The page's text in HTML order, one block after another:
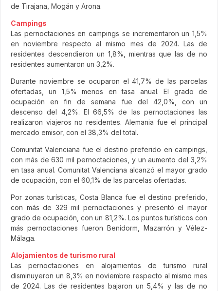
de Tirajana, Mogán y Arona.
Campings
Las pernoctaciones en campings se incrementaron un 1,5%
en noviembre respecto al mismo mes de 2024. Las de
residentes descendieron un 1,8%, mientras que las de no
residentes aumentaron un 3,2%.
Durante noviembre se ocuparon el 41,7% de las parcelas
ofertadas, un 1,5% menos en tasa anual. El grado de
ocupación en fin de semana fue del 42,0%, con un
descenso del 4,2%. El 66,5% de las pernoctaciones las
realizaron viajeros no residentes. Alemania fue el principal
mercado emisor, con el 38,3% del total.
Comunitat Valenciana fue el destino preferido en campings,
con más de 630 mil pernoctaciones, y un aumento del 3,2%
en tasa anual. Comunitat Valenciana alcanzó el mayor grado
de ocupación, con el 60,1% de las parcelas ofertadas.
Por zonas turísticas, Costa Blanca fue el destino preferido,
con más de 329 mil pernoctaciones y presentó el mayor
grado de ocupación, con un 81,2%. Los puntos turísticos con
más pernoctaciones fueron Benidorm, Mazarrón y Vélez-
Málaga.
Alojamientos de turismo rural
Las pernoctaciones en alojamientos de turismo rural
disminuyeron un 8,3% en noviembre respecto al mismo mes
de 2024. Las de residentes bajaron un 5,4% y las de no